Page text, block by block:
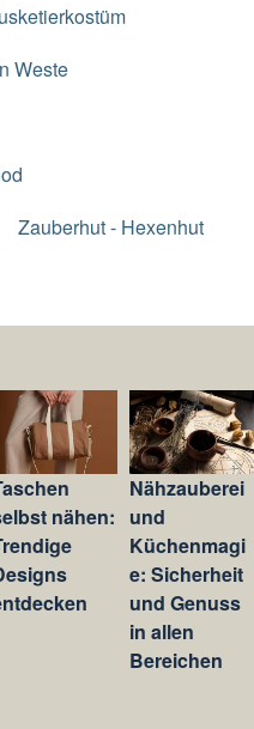
Weste
Zauberhut - Hexenhut
nähen:
Nähzauberei
und
Küchenmagi
e: Sicherheit
und Genuss
in allen
Bereichen